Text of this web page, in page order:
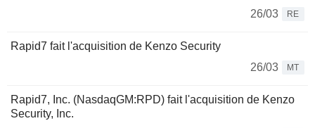
26/03
RE
Rapid7 fait l'acquisition de Kenzo Security
26/03
MT
Rapid7, Inc. (NasdaqGM:RPD) fait l'acquisition de Kenzo
Security, Inc.